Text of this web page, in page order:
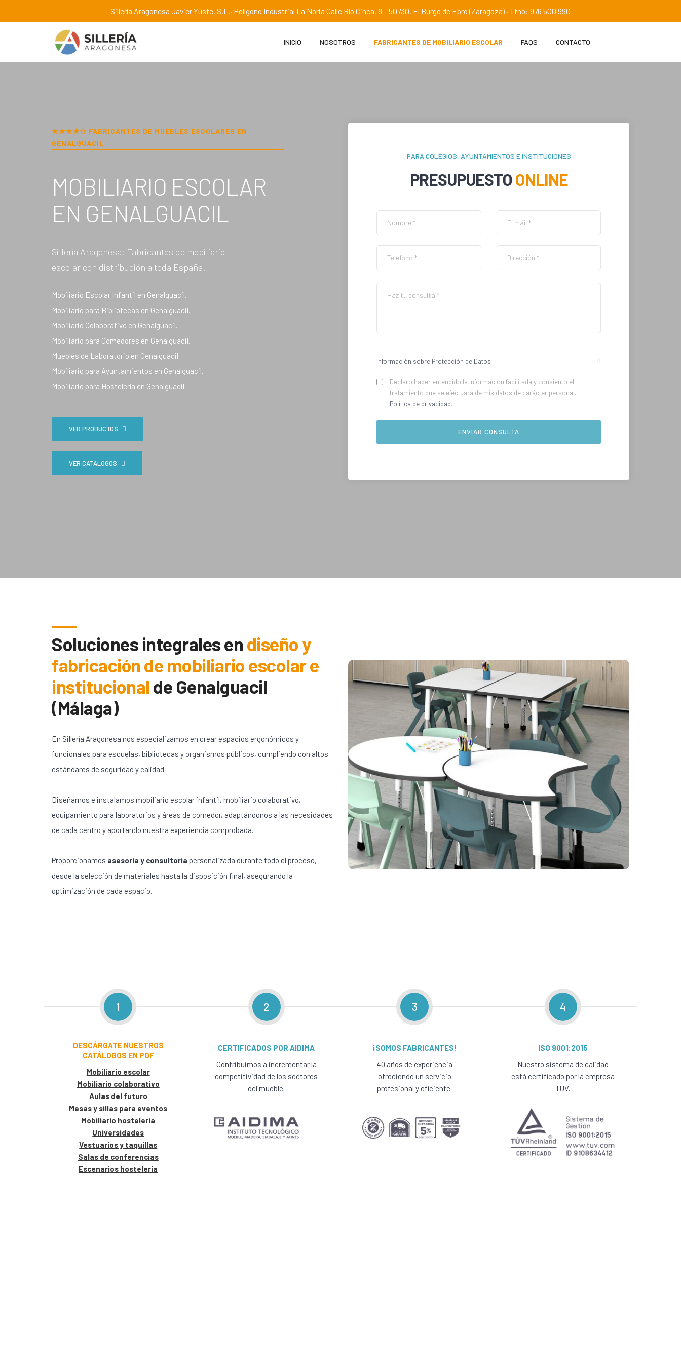
Sillería Aragonesa Javier Yuste, S.L.· Polígono Industrial La Noria Calle Río Cinca, 8 – 50730, El Burgo de Ebro (Zaragoza) · Tfno: 976 500 990
INICIO NOSOTROS FABRICANTES DE MOBILIARIO ESCOLAR FAQS CONTACTO
★★★★✩ FABRICANTES DE MUEBLES ESCOLARES EN
GENALGUACIL
MOBILIARIO ESCOLAR
EN GENALGUACIL
Sillería Aragonesa: Fabricantes de mobiliario
escolar con distribución a toda España.
Mobiliario Escolar Infantil en Genalguacil.
Mobiliario para Bibliotecas en Genalguacil.
Mobiliario Colaborativo en Genalguacil.
Mobiliario para Comedores en Genalguacil.
Muebles de Laboratorio en Genalguacil.
Mobiliario para Ayuntamientos en Genalguacil.
Mobiliario para Hostelería en Genalguacil.
VER PRODUCTOS
VER CATÁLOGOS
PARA COLEGIOS, AYUNTAMIENTOS E INSTITUCIONES
PRESUPUESTO ONLINE
Información sobre Protección de Datos
Declaro haber entendido la información facilitada y consiento el
tratamiento que se efectuará de mis datos de carácter personal.
Política de privacidad.
Soluciones integrales endiseño y
fabricación de mobiliario escolar e
institucionalde Genalguacil
(Málaga)
En Sillería Aragonesa nos especializamos en crear espacios ergonómicos y
funcionales para escuelas, bibliotecas y organismos públicos, cumpliendo con altos
estándares de seguridad y calidad.
Diseñamos e instalamos mobiliario escolar infantil, mobiliario colaborativo,
equipamiento para laboratorios y áreas de comedor, adaptándonos a las necesidades
de cada centro y aportando nuestra experiencia comprobada.
Proporcionamos asesoría y consultoría personalizada durante todo el proceso,
desde la selección de materiales hasta la disposición final, asegurando la
optimización de cada espacio.
1
DESCÁRGATENUESTROS
CATÁLOGOS EN PDF
Mobiliario escolar
Mobiliario colaborativo
Aulas del futuro
Mesas y sillas para eventos
Mobiliario hostelería
Universidades
Vestuarios y taquillas
Salas de conferencias
Escenarios hostelería
2
CERTIFICADOS POR AIDIMA
Contribuimos a incrementar la
competitividad de los sectores
del mueble.
3
¡SOMOS FABRICANTES!
40 años de experiencia
ofreciendo un servicio
profesional y eficiente.
4
ISO 9001:2015
Nuestro sistema de calidad
está certificado por la empresa
TUV.